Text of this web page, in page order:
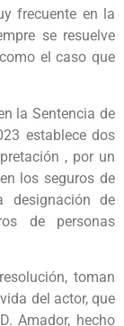
frecuente en la
se resuelve
el caso que
la Sentencia de
establece dos
, por un
los seguros de
de
de personas
toman
del actor, que
Amador, hecho